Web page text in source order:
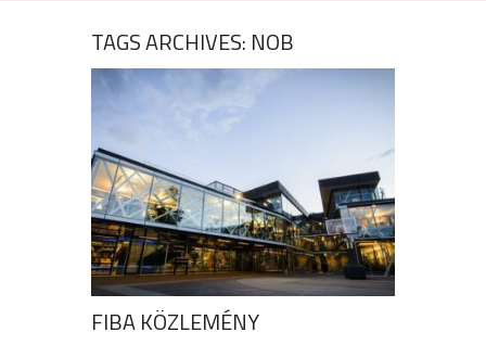
TAGS ARCHIVES: NOB
FIBA KÖZLEMÉNY